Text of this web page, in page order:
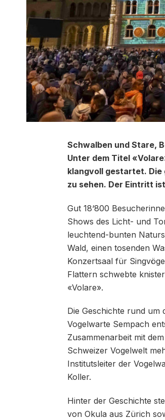
Schwalben und Stare,
Unter dem Titel
klangvoll gestartet. Die
zu sehen. Der Eintritt
Gut 18‘800
Shows des Licht- und
leuchtend-bunten
Wald, einen tosenden
Konzertsaal für
Flattern schwebte
«Volare».
Die Geschichte rund um
Vogelwarte Sempach
Zusammenarbeit mit
Schweizer Vogelwelt
Institutsleiter der
Koller.
Hinter der Geschichte
von Okula aus Zürich